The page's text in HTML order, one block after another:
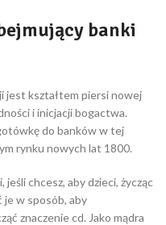
banki
jest kształtem piersi nowej
i inicjacji bogactwa.
do banków w tej
rynku nowych lat 1800.
jeśli chcesz, aby dzieci, życząc
je w sposób, aby
znaczenie cd. Jako mądra